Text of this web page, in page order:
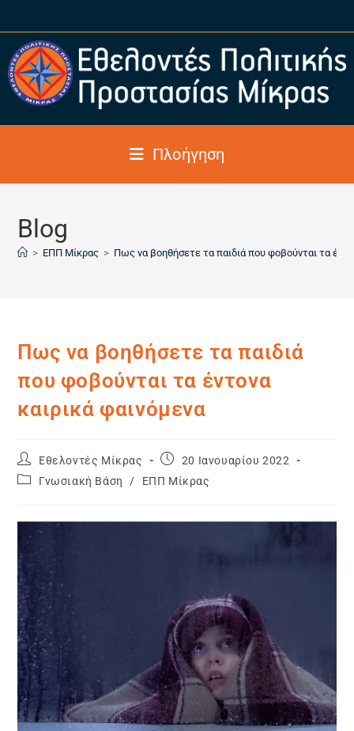
Πλοήγηση
Blog
> ΕΠΠ Μίκρας > Πως να βοηθήσετε τα παιδιά που φοβούνται τα
Πως να βοηθήσετε τα παιδιά
που φοβούνται τα έντονα
καιρικά φαινόμενα
Εθελοντές Μίκρας
20 Ιανουαρίου 2022
Γνωσιακή Βάση
/ ΕΠΠ Μίκρας